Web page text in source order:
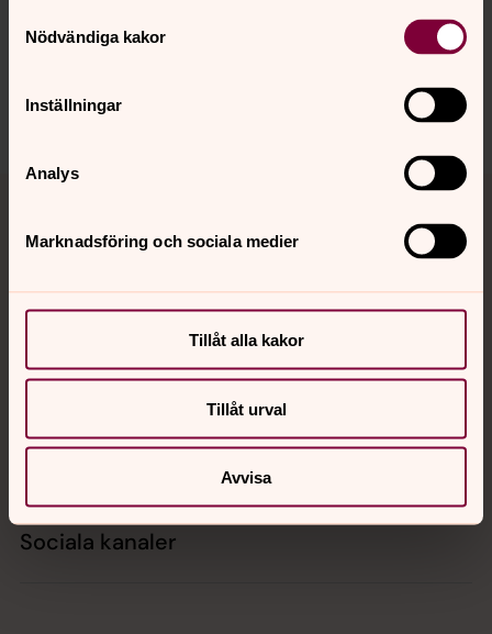
Nödvändiga kakor
Inställningar
Analys
Marknadsföring och sociala medier
Tillåt alla kakor
Tillåt urval
Avvisa
innehåll?
Dela
Tillbaka till toppen
Tillbaka till innehållet
Kontakt
Kalender
Hitta snabbt
Sociala kanaler